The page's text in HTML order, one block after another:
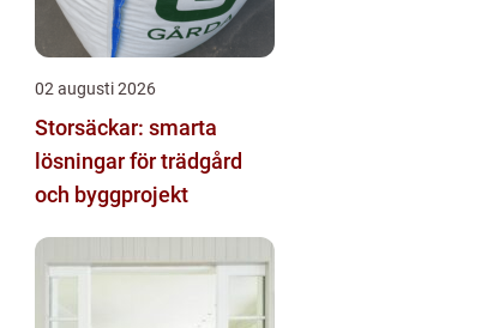
02 augusti 2026
Storsäckar: smarta
lösningar för trädgård
och byggprojekt